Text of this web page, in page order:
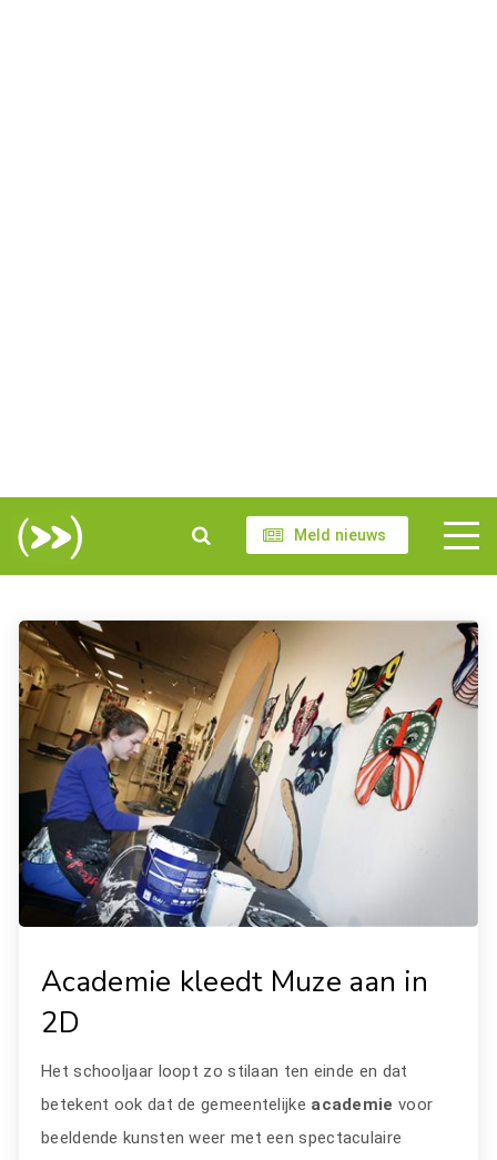
Meld nieuws
Academie kleedt Muze aan in
2D
Het schooljaar loopt zo stilaan ten einde en dat
betekent ook dat de gemeentelijke academie voor
beeldende kunsten weer met een spectaculaire